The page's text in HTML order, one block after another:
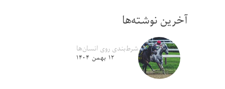
آخرین نوشته‌ها
شرط‌بندی روی انسان‌ها
۱۲ بهمن ۱۴۰۴